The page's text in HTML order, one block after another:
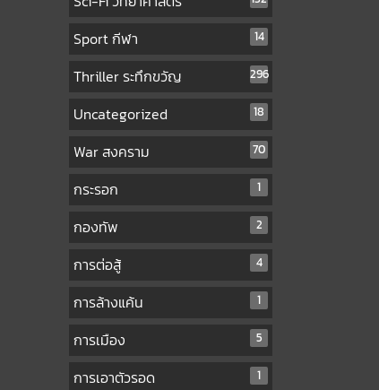
Sport กีฬา 14
Thriller ระทึกขวัญ 296
Uncategorized 18
War สงคราม 70
กระรอก 1
กองทัพ 2
การต่อสู้ 4
การล้างแค้น 1
การเมือง 5
การเอาตัวรอด 1